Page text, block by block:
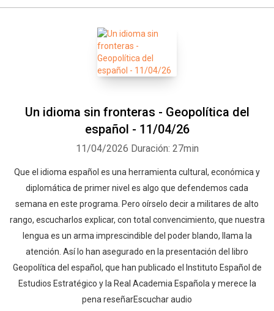
Un idioma sin fronteras - Geopolítica del
español - 11/04/26
11/04/2026 Duración: 27min
Que el idioma español es una herramienta cultural, económica y
diplomática de primer nivel es algo que defendemos cada
semana en este programa. Pero oírselo decir a militares de alto
rango, escucharlos explicar, con total convencimiento, que nuestra
lengua es un arma imprescindible del poder blando, llama la
atención. Así lo han asegurado en la presentación del libro
Geopolítica del español, que han publicado el Instituto Español de
Estudios Estratégico y la Real Academia Española y merece la
pena reseñarEscuchar audio